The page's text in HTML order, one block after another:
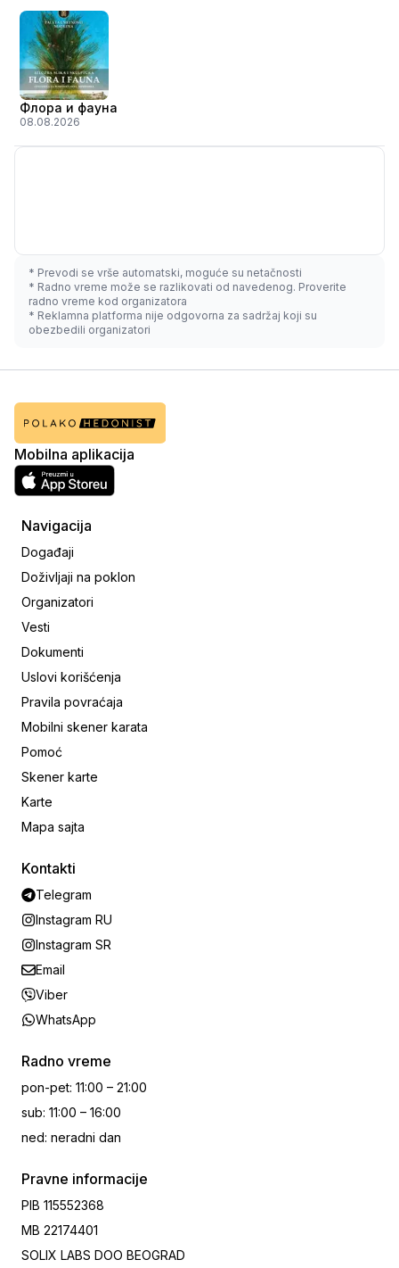
Флора и фауна
08.08.2026
* Prevodi se vrše automatski, moguće su netačnosti
* Radno vreme može se razlikovati od navedenog. Proverite
radno vreme kod organizatora
* Reklamna platforma nije odgovorna za sadržaj koji su
obezbedili organizatori
Mobilna aplikacija
Navigacija
Događaji
Doživljaji na poklon
Organizatori
Vesti
Dokumenti
Uslovi korišćenja
Pravila povraćaja
Mobilni skener karata
Pomoć
Skener karte
Karte
Mapa sajta
Kontakti
Telegram
Instagram RU
Instagram SR
Email
Viber
WhatsApp
Radno vreme
pon-pet: 11:00 – 21:00
sub: 11:00 – 16:00
ned: neradni dan
Pravne informacije
PIB 115552368
MB 22174401
SOLIX LABS DOO BEOGRAD